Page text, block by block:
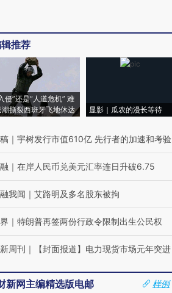
推荐
侵”还是“人道危机” 难
潮撕裂西班牙飞地休达
显影｜瓜农的漫长等待
｜ 宇树发行市值610亿 先行者的加速和考验
｜ 在岸人民币兑美元汇率连日升破6.75
我闻 ｜ 艾路明及多名股东被拘
｜ 特朗普再签两份行政令限制出生公民权
周刊 ｜ 【封面报道】电力现货市场元年突进
新网主编精选版电邮
样例